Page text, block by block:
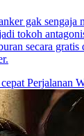
gak sengaja
tokoh
secara
Perjalanan